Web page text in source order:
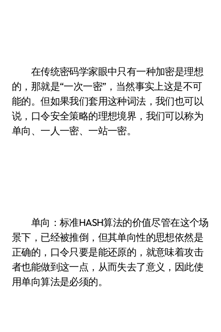
在传统密码学家眼中只有一种加密是理想
的，那就是“一次一密”，当然事实上这是不可
能的。但如果我们套用这种词法，我们也可以
说，口令安全策略的理想境界，我们可以称为
单向、一人一密、一站一密。
单向：标准HASH算法的价值尽管在这个场
景下，已经被推倒，但其单向性的思想依然是
正确的，口令只要是能还原的，就意味着攻击
者也能做到这一点，从而失去了意义，因此使
用单向算法是必须的。